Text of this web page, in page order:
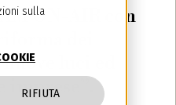
sulla
RIFIUTA
ON-AIR con
dei
luci ed